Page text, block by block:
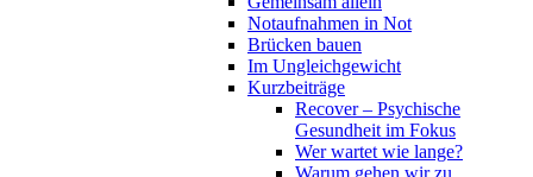
Notaufnahmen in Not
Brücken bauen
Im Ungleichgewicht
Kurzbeiträge
Recover – Psychische
Gesundheit im Fokus
Wer wartet wie lange?
Warum gehen wir zu